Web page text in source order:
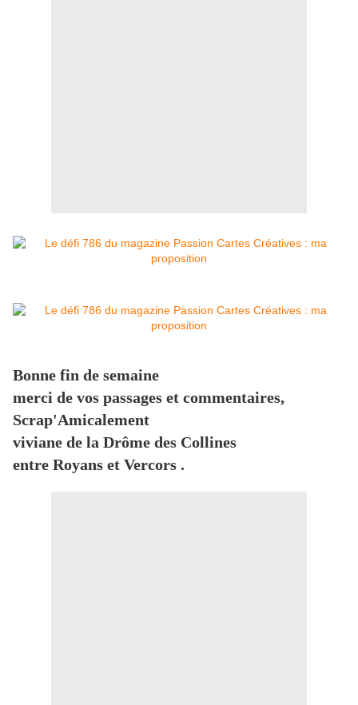
Bonne fin de semaine
merci de vos passages et commentaires,
Scrap'Amicalement
viviane de la Drôme des Collines
entre Royans et Vercors .